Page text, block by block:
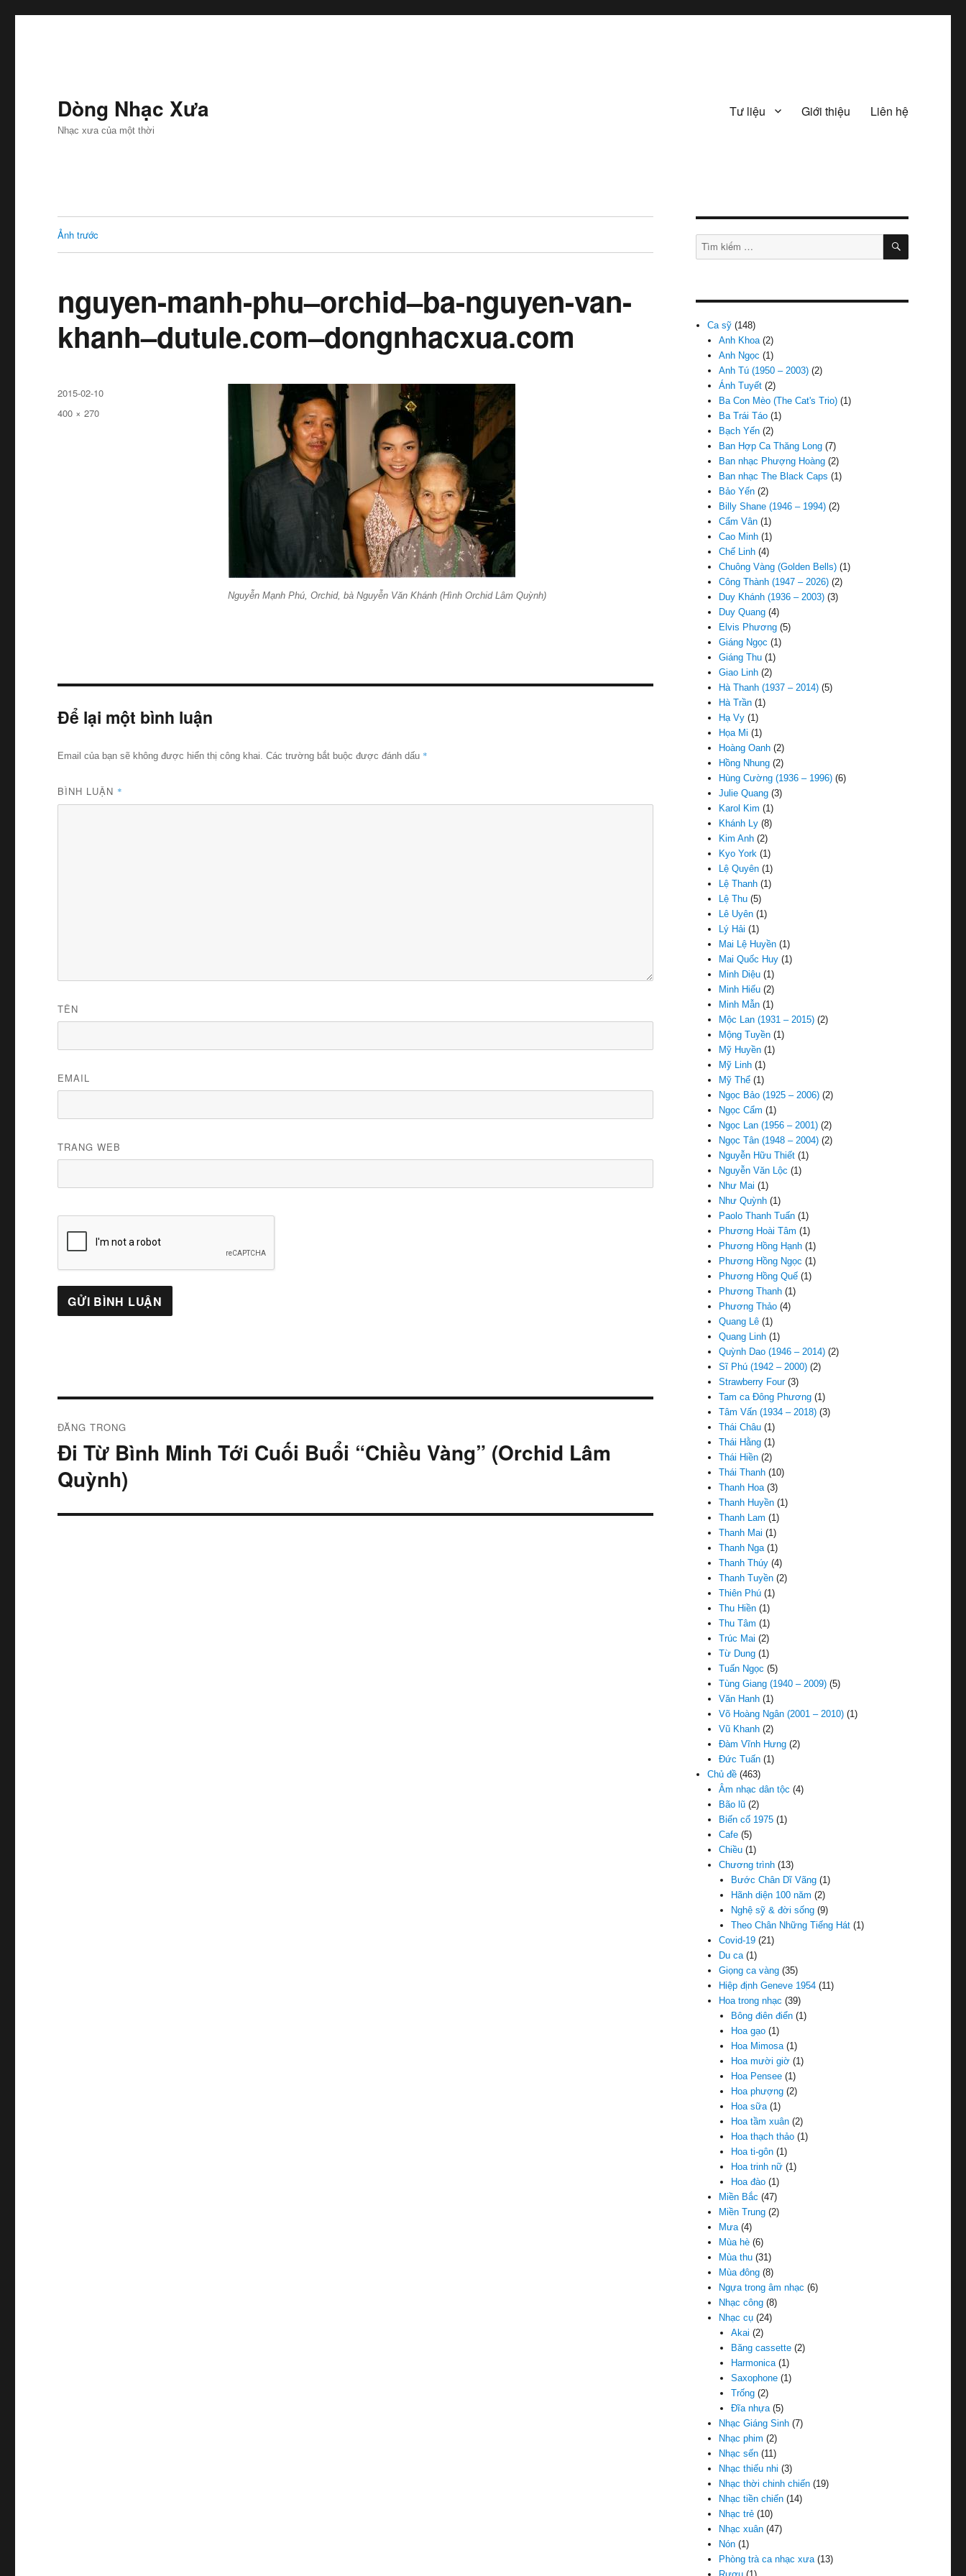
Dòng Nhạc Xưa
Nhạc xưa của một thời
Tư liệu Giới thiệu Liên hệ
Ảnh trước
nguyen-manh-phu–orchid–ba-nguyen-van-
khanh–dutule.com–dongnhacxua.com
Nguyễn Mạnh Phú, Orchid, bà Nguyễn Văn Khánh (Hình Orchid Lâm Quỳnh)
Đăng
ngày
2015-02-10
Kích
400 × 270
Để lại một bình luận
Email của bạn sẽ không được hiển thị công khai. Các trường bắt buộc được đánh dấu *
BÌNH LUẬN *
TÊN
EMAIL
TRANG WEB
hướng
bài
ĐĂNG TRONG
Đi Từ Bình Minh Tới Cuối Buổi “Chiều Vàng” (Orchid Lâm
Quỳnh)
Tìm
kiếm:
TÌM
Ca sỹ (148)
Anh Khoa(2)
Anh Ngọc (1)
Anh Tú (1950 – 2003) (2)
Ánh Tuyết (2)
Ba Con Mèo (The Cat's Trio) (1)
Ba Trái Táo (1)
Bạch Yến (2)
Ban Hợp Ca Thăng Long (7)
Ban nhạc Phượng Hoàng (2)
Ban nhạc The Black Caps (1)
Bảo Yến (2)
Billy Shane (1946 – 1994) (2)
Cẩm Vân (1)
Cao Minh (1)
Chế Linh (4)
Chuông Vàng (Golden Bells) (1)
Công Thành (1947 – 2026) (2)
Duy Khánh (1936 – 2003) (3)
Duy Quang (4)
Elvis Phương (5)
Giáng Ngọc (1)
Giáng Thu (1)
Giao Linh (2)
Hà Thanh (1937 – 2014) (5)
Hà Trần (1)
Hạ Vy (1)
Họa Mi (1)
Hoàng Oanh (2)
Hồng Nhung (2)
Hùng Cường (1936 – 1996) (6)
Julie Quang (3)
Karol Kim (1)
Khánh Ly (8)
Kim Anh (2)
Kyo York (1)
Lệ Quyên (1)
Lệ Thanh (1)
Lệ Thu (5)
Lê Uyên (1)
Lý Hải (1)
Mai Lệ Huyền (1)
Mai Quốc Huy (1)
Minh Diệu (1)
Minh Hiếu (2)
Minh Mẫn (1)
Mộc Lan (1931 – 2015) (2)
Mộng Tuyền (1)
Mỹ Huyền (1)
Mỹ Linh (1)
Mỹ Thể (1)
Ngọc Bảo (1925 – 2006) (2)
Ngọc Cẩm (1)
Ngọc Lan (1956 – 2001) (2)
Ngọc Tân (1948 – 2004) (2)
Nguyễn Hữu Thiết (1)
Nguyễn Văn Lộc (1)
Như Mai (1)
Như Quỳnh (1)
Paolo Thanh Tuấn (1)
Phương Hoài Tâm (1)
Phương Hồng Hạnh (1)
Phương Hồng Ngọc (1)
Phương Hồng Quế (1)
Phương Thanh (1)
Phương Thảo (4)
Quang Lê (1)
Quang Linh (1)
Quỳnh Dao (1946 – 2014) (2)
Sĩ Phú (1942 – 2000) (2)
Strawberry Four(3)
Tam ca Đông Phương (1)
Tâm Vấn (1934 – 2018) (3)
Thái Châu (1)
Thái Hằng (1)
Thái Hiền (2)
Thái Thanh (10)
Thanh Hoa(3)
Thanh Huyền (1)
Thanh Lam (1)
Thanh Mai (1)
Thanh Nga(1)
Thanh Thúy (4)
Thanh Tuyền (2)
Thiên Phú (1)
Thu Hiền (1)
Thu Tâm (1)
Trúc Mai (2)
Từ Dung (1)
Tuấn Ngọc (5)
Tùng Giang (1940 – 2009) (5)
Văn Hanh (1)
Võ Hoàng Ngân (2001 – 2010) (1)
Vũ Khanh (2)
Đàm Vĩnh Hưng (2)
Đức Tuấn (1)
Chủ đề (463)
Âm nhạc dân tộc (4)
Bão lũ (2)
Biến cố 1975 (1)
Cafe (5)
Chiều (1)
Chương trình (13)
Bước Chân Dĩ Vãng(1)
Hãnh diện 100 năm (2)
Nghệ sỹ & đời sống(9)
Theo Chân Những Tiếng Hát(1)
Covid-19 (21)
Du ca(1)
Giọng ca vàng (35)
Hiệp định Geneve 1954 (11)
Hoa trong nhạc (39)
Bông điên điển(1)
Hoa gạo(1)
Hoa Mimosa(1)
Hoa mười giờ(1)
Hoa Pensee(1)
Hoa phượng(2)
Hoa sữa(1)
Hoa tầm xuân(2)
Hoa thạch thảo(1)
Hoa ti-gôn(1)
Hoa trinh nữ(1)
Hoa đào(1)
Miền Bắc (47)
Miền Trung (2)
Mưa(4)
Mùa hè (6)
Mùa thu (31)
Mùa đông (8)
Ngựa trong âm nhạc (6)
Nhạc công (8)
Nhạc cụ (24)
Akai (2)
Băng cassette(2)
Harmonica(1)
Saxophone(1)
Trống(2)
Đĩa nhựa(5)
Nhạc Giáng Sinh (7)
Nhạc phim (2)
Nhạc sến (11)
Nhạc thiếu nhi (3)
Nhạc thời chinh chiến (19)
Nhạc tiền chiến (14)
Nhạc trẻ (10)
Nhạc xuân (47)
Nón (1)
Phòng trà ca nhạc xưa(13)